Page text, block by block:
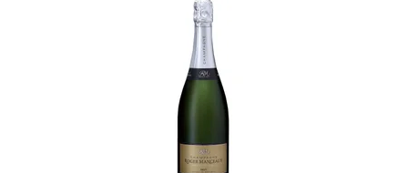
Objevte ROGER MANCEAUX Brut Cuvée de Réserve
Premier Cru Magnum. Vůně jarních květin a ovoce.
Svěží, elegantní a šťavnatá chuť s tóny máslových...